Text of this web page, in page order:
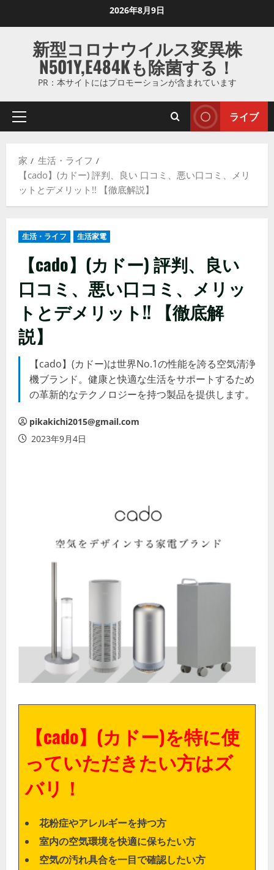
ス
ッ
2026年8月9日
新型コロナウイルス変異株
N501Y,E484Kも除菌する！
PR：本サイトにはプロモーションが含まれています
プ
マ
リ
メ
ー
ライブ
家
生活・ライフ
【cado】(カドー) 評判、良い 口コミ、悪い口コミ、メリ
ットとデメリット!! 【徹底解説】
生活・ライフ 生活家電
【cado】(カドー) 評判、良い
口コミ、悪い口コミ、メリッ
トとデメリット!! 【徹底解
説】
【cado】(カドー)は世界No.1の性能を誇る空気清浄
機ブランド。健康と快適な生活をサポートするため
の革新的なテクノロジーを持つ製品を提供します。
pikakichi2015@gmail.com
2023年9月4日
【cado】(カドー)を特に使
っていただきたい方はズ
バリ！
花粉症やアレルギーを持つ方
室内の空気環境を快適に保ちたい方
空気の汚れ具合を一目で確認したい方